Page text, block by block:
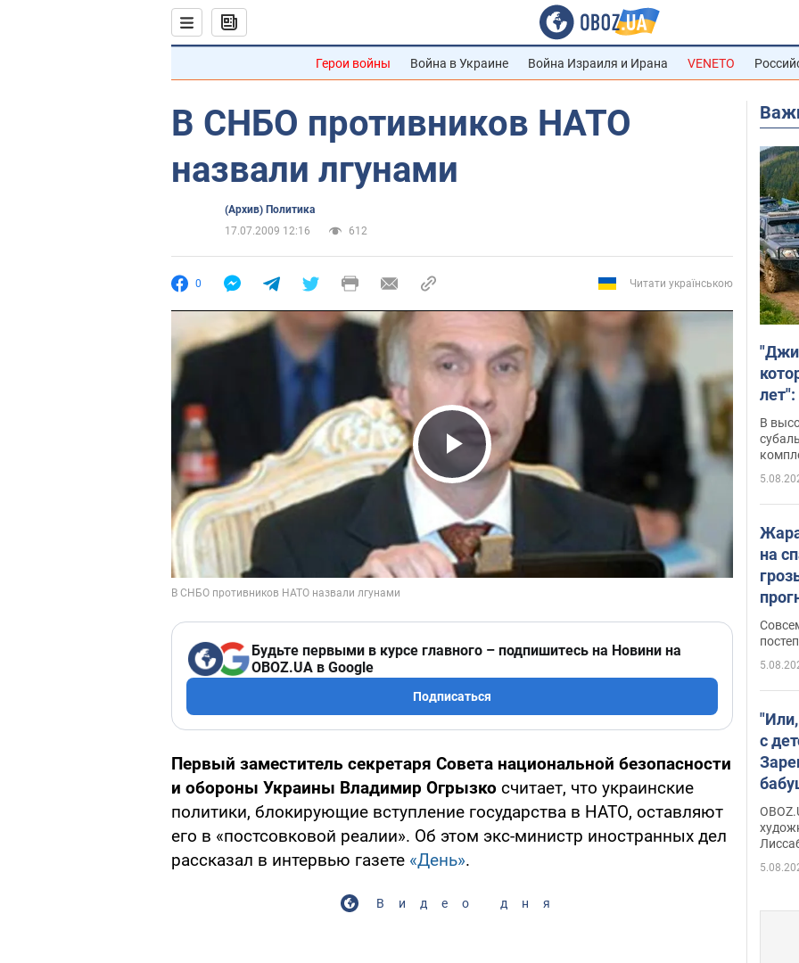
Герои войны Война в Украине Война Израиля и Ирана VENETO
В СНБО противников НАТО
назвали лгунами
(Архив) Политика
17.07.2009 12:16
612
0 Читати українською
Play Video
Будьте первыми в курсе главного – подпишитесь на Новини на
OBOZ.UA в Google
Подписаться
Первый заместитель секретаря Совета национальной безопасности
и обороны Украины Владимир Огрызко считает, что украинские
политики, блокирующие вступление государства в НАТО, оставляют
его в «постсовковой реалии». Об этом экс-министр иностранных дел
рассказал в интервью газете «День».
Видео дня
В
на
с
сына